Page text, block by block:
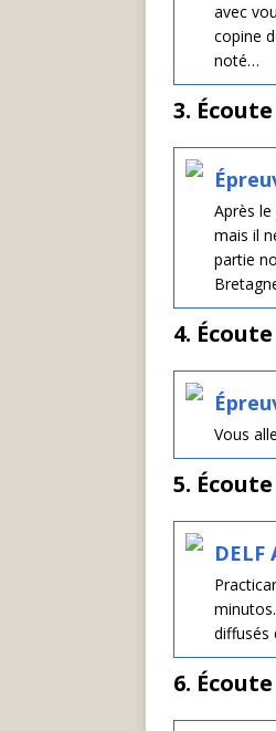
avec
copine
noté…
3.
Après le
mais il
partie
4.
Vous
5.
diffusés
6.